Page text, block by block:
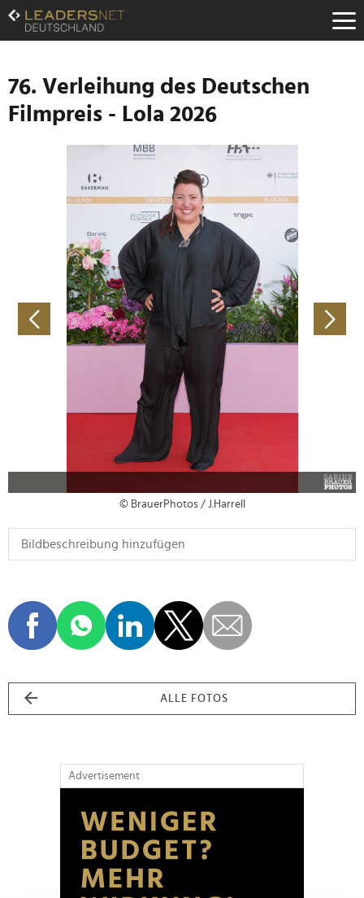
Zum
Inhalt
Zur
Navigation
Zur
Hauptnavigation
76. Verleihung des Deutschen
Filmpreis - Lola 2026
© BrauerPhotos / J.Harrell
ALLE FOTOS
Advertisement